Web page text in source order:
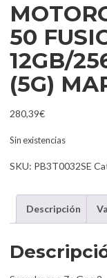
50
12GB/
(5G)
280,39€
Sin existencias
SKU: PB3T0032SE
Descripción